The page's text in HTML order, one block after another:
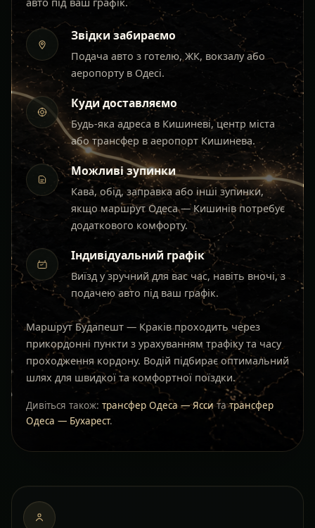
Звідки забираємо
Подача авто з готелю, ЖК, вокзалу або
аеропорту в Одесі.
Куди доставляємо
Будь-яка адреса в Кишиневі, центр міста
або трансфер в аеропорт Кишинева.
Можливі зупинки
Кава, обід, заправка або інші зупинки,
якщо маршрут Одеса — Кишинів потребує
додаткового комфорту.
Індивідуальний графік
Виїзд у зручний для вас час, навіть вночі, з
подачею авто під ваш графік.
Маршрут Будапешт — Краків проходить через
прикордонні пункти з урахуванням трафіку та часу
проходження кордону. Водій підбирає оптимальний
шлях для швидкої та комфортної поїздки.
Дивіться також: трансфер Одеса — Ясситатрансфер
Одеса — Бухарест.